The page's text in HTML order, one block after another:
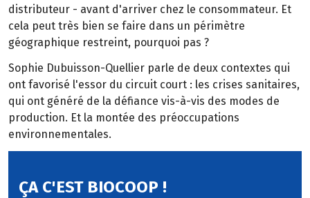
distributeur - avant d'arriver chez le consommateur. Et
cela peut très bien se faire dans un périmètre
géographique restreint, pourquoi pas ?
Sophie Dubuisson-Quellier parle de deux contextes qui
ont favorisé l'essor du circuit court : les crises sanitaires,
qui ont généré de la défiance vis-à-vis des modes de
production. Et la montée des préoccupations
environnementales.
ÇA C'EST BIOCOOP !